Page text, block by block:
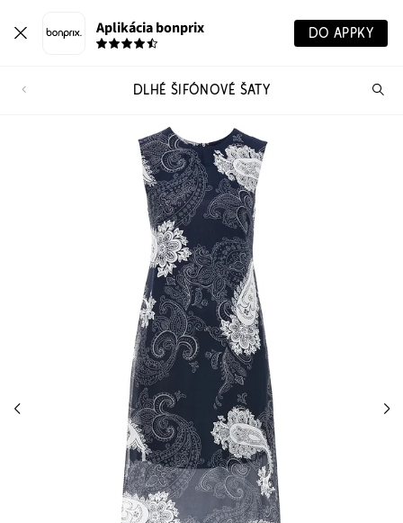
Aplikácia bonprix DO APPKY
DLHÉ ŠIFÓNOVÉ ŠATY